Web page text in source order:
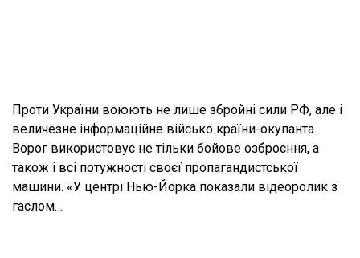
Проти України воюють не лише збройні сили РФ, але і
величезне інформаційне військо країни-окупанта.
Ворог використовує не тільки бойове озброєння, а
також і всі потужності своєї пропагандистської
машини. «У центрі Нью-Йорка показали відеоролик з
гаслом…